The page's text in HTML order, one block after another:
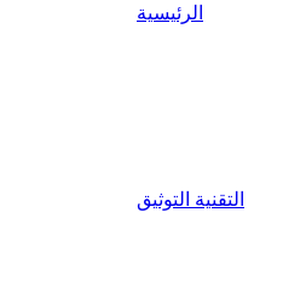
الرئيسية
التقنية التوثيق